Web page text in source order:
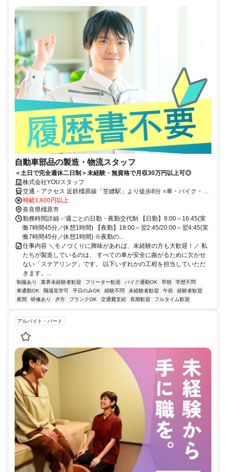
自動車部品の製造・物流スタッフ
＜土日で完全週休二日制＞未経験・無資格で月収30万円以上可◎
株式会社YOUスタッフ
交通・アクセス 近鉄橿原線「笠縫駅」より徒歩8分 ⭐車・バイク・自
転車通勤OK ⭐大和八木駅より送迎バスあり
時給1,600円以上
奈良県橿原市
勤務時間詳細 ✅週ごとの日勤・夜勤交代制 【日勤】8:00～16:45(実
働7時間45分／休憩1時間) 【夜勤】18:00～翌2:45/20:00～翌4:45(実
働7時間45分／休憩1時間) ※夜勤の...
仕事内容 ＼モノづくりに興味があれば、未経験の方も大歓迎！／ 私
たちが製造しているのは、 すべての車が安全に曲がるために欠かせ
ない「ステアリング」です。 以下いずれかの工程を担当していただ
きます。...
制服あり 業界未経験者歓迎 フリーター歓迎 バイク通勤OK 早朝
学歴不問
車通勤OK
職場見学可 平日のみOK 経験不問 未経験者歓迎 午前
経験者歓迎
夜間
研修あり 夕方 ブランクOK 交通費支給 長期歓迎 フルタイム歓迎
アルバイト・パート